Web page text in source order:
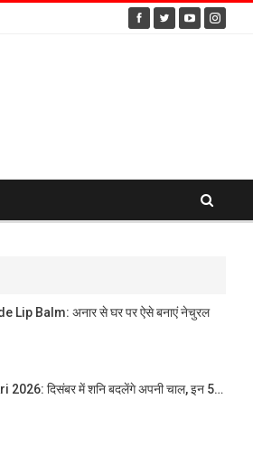
Lip Balm: अनार से घर पर ऐसे बनाएं नेचुरल
2026: दिसंबर में शनि बदलेंगे अपनी चाल, इन 5…